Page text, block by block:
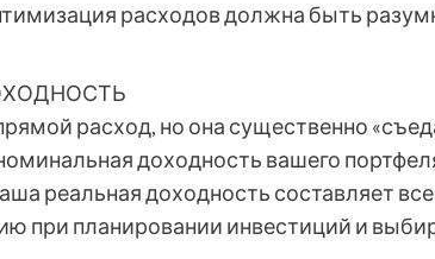
расходов должна быть
расход, но она существенно
доходность вашего
реальная доходность составляет
при планировании инвестиций и